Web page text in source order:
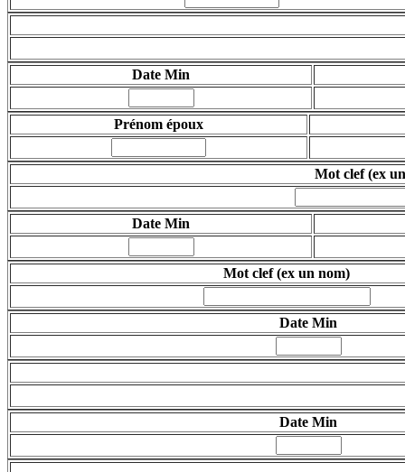
Date Min
Prénom époux
Mot clef(ex
Date Min
Mot clef(ex un nom)
Date Min
Date Min